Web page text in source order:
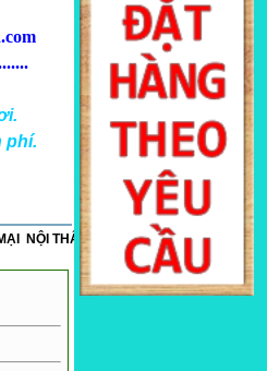
phí.
INOX ĐẠI LỘC : chuyên sản xuất và